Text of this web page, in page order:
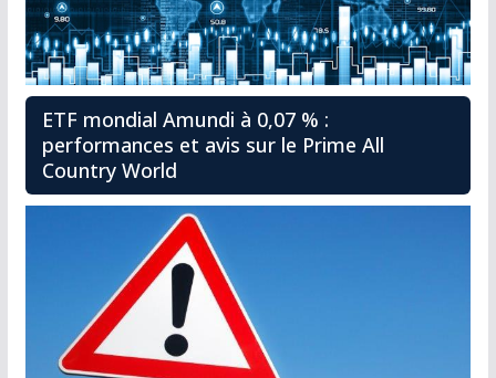
ETF mondial Amundi à 0,07 % :
performances et avis sur le Prime All
Country World